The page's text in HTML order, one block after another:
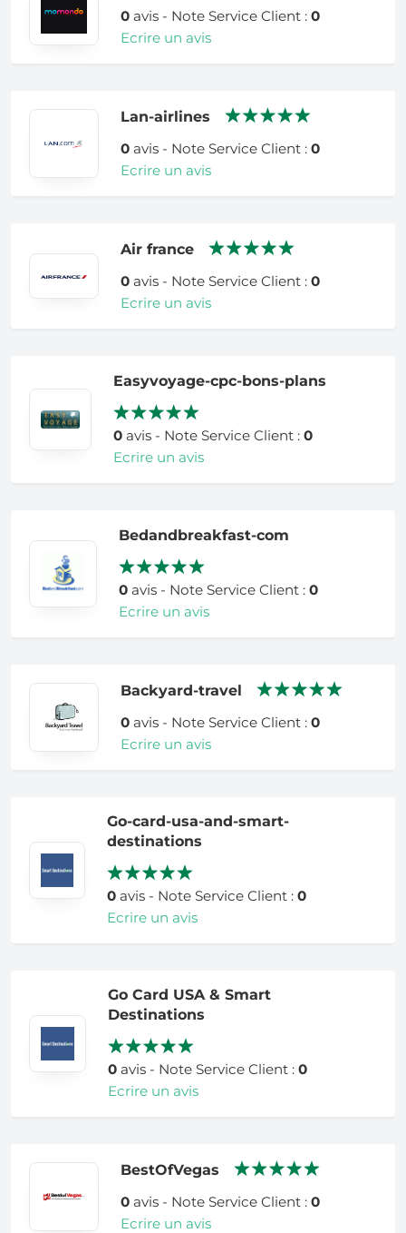
0avis - Note Service Client : 0
Ecrire un avis
Lan-airlines
0avis - Note Service Client : 0
Ecrire un avis
Air france
0avis - Note Service Client : 0
Ecrire un avis
Easyvoyage-cpc-bons-plans
0avis - Note Service Client : 0
Ecrire un avis
Bedandbreakfast-com
0avis - Note Service Client : 0
Ecrire un avis
Backyard-travel
0avis - Note Service Client : 0
Ecrire un avis
Go-card-usa-and-smart-
destinations
0 avis - Note Service Client :0
Ecrire un avis
Go Card USA & Smart
Destinations
0 avis - Note Service Client :0
Ecrire un avis
BestOfVegas
0avis - Note Service Client : 0
Ecrire un avis